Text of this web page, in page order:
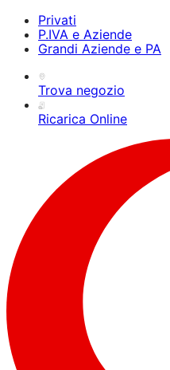
Privati
P.IVA e Aziende
Grandi Aziende e PA
Trova negozio
Ricarica Online